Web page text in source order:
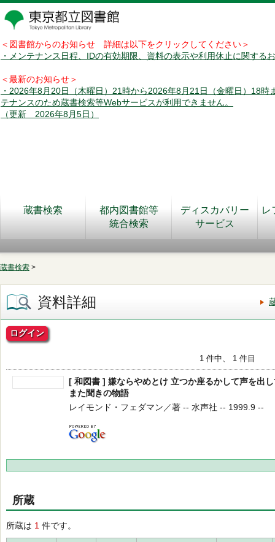
＜図書館からのお知らせ 詳細は以下をクリックしてください＞
・メンテナンス日程、IDの有効期限、資料の表示や利用休止に関する
＜最新のお知らせ＞
・2026年8月20日（木曜日）21時から2026年8月21日（金曜日）18時
テナンスのため蔵書検索等Webサービスが利用できません。
（更新 2026年8月5日）
蔵書検索
都内図書館等
統合検索
ディスカバリー
サービス
レ
蔵書検索 >
資料詳細
ログイン
1 件中、 1 件目
[ 和図書 ] 嫌ならやめとけ 立つか座るかして声を出
また聞きの物語
レイモンド・フェダマン／著 -- 水声社 -- 1999.9 --
所蔵
所蔵は 1 件です。